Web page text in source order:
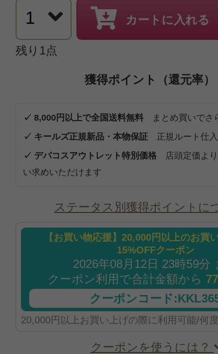
カートに入れる
残り1点
獲得ポイント（還元率）
✓ 8,000円以上で全国送料無料 まとめ買いでさ
✓ キールズ正規新品・本物保証 正規ルート仕
✓ デパコスアウトレット特別価格 店頭定価よ
い求めいただけます
ステータス別獲得ポイントに
【お買い物応援】20,000円以上のお買
15%OFFクーポン
2026年08月12日 23時59分
クーポン利用で合計金額から
クーポンコード
20,000円以上お買い上げの際に利用可能/何
クーポンを使うには？